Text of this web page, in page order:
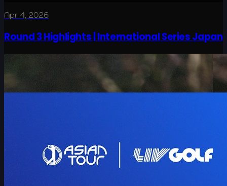
Apr 4, 2026
Round 3 Highlights | International Series Japan